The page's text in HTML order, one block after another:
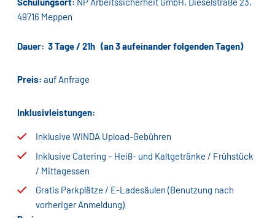
49716 Meppen
Dauer: 3 Tage / 21h (an 3 aufeinander folgenden Tagen)
Preis: auf Anfrage
Inklusivleistungen:
Inklusive WINDA Upload-Gebühren
Inklusive Catering – Heiß- und Kaltgetränke / Frühstück
/ Mittagessen
Gratis Parkplätze / E-Ladesäulen (Benutzung nach
vorheriger Anmeldung)